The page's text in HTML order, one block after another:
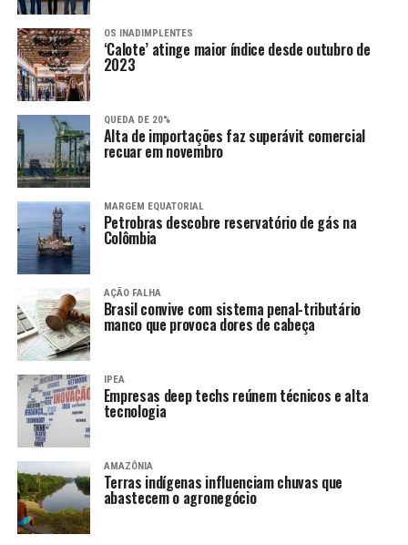
OS INADIMPLENTES
‘Calote’ atinge maior índice desde outubro de
2023
QUEDA DE 20%
Alta de importações faz superávit comercial
recuar em novembro
MARGEM EQUATORIAL
Petrobras descobre reservatório de gás na
Colômbia
AÇÃO FALHA
Brasil convive com sistema penal-tributário
manco que provoca dores de cabeça
IPEA
Empresas deep techs reúnem técnicos e alta
tecnologia
AMAZÔNIA
Terras indígenas influenciam chuvas que
abastecem o agronegócio